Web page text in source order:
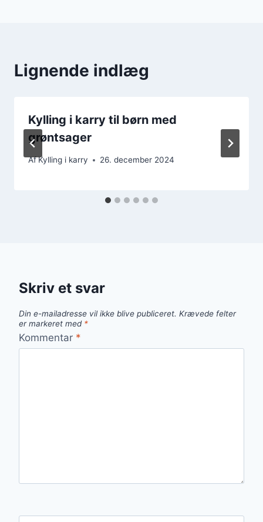
Lignende indlæg
Kylling i karry til børn med
grøntsager
AfKylling i karry 26. december 2024
Skriv et svar
Din e-mailadresse vil ikke blive publiceret. Krævede felter
er markeret med *
Kommentar *